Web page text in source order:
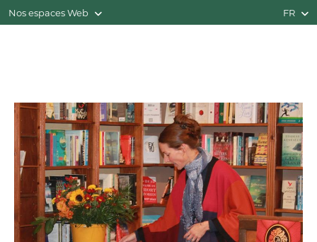
Nos espaces Web FR